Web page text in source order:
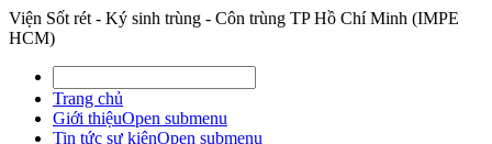
Viện Sốt rét - Ký sinh trùng - Côn trùng TP Hồ Chí Minh (IMPE
HCM)
Trang chủ
Giới thiệuOpen submenu
Tin tức sự kiệnOpen submenu